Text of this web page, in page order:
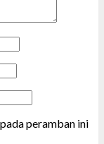
peramban ini